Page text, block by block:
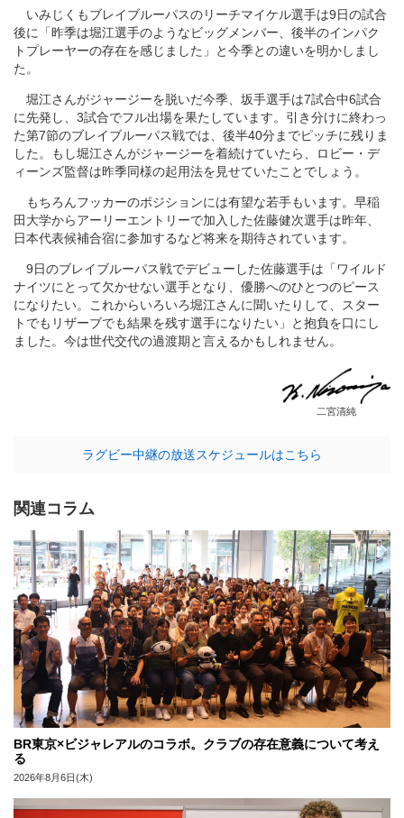
いみじくもブレイブルーパスのリーチマイケル選手は9日の試合
後に「昨季は堀江選手のようなビッグメンバー、後半のインパク
トプレーヤーの存在を感じました」と今季との違いを明かしまし
た。
堀江さんがジャージーを脱いだ今季、坂手選手は7試合中6試合
に先発し、3試合でフル出場を果たしています。引き分けに終わっ
た第7節のブレイブルーパス戦では、後半40分までピッチに残りま
した。もし堀江さんがジャージーを着続けていたら、ロビー・デ
ィーンズ監督は昨季同様の起用法を見せていたことでしょう。
もちろんフッカーのポジションには有望な若手もいます。早稲
田大学からアーリーエントリーで加入した佐藤健次選手は昨年、
日本代表候補合宿に参加するなど将来を期待されています。
9日のブレイブルーパス戦でデビューした佐藤選手は「ワイルド
ナイツにとって欠かせない選手となり、優勝へのひとつのピース
になりたい。これからいろいろ堀江さんに聞いたりして、スター
トでもリザーブでも結果を残す選手になりたい」と抱負を口にし
ました。今は世代交代の過渡期と言えるかもしれません。
二宮清純
ラグビー中継の放送スケジュールはこちら
関連コラム
BR東京×ビジャレアルのコラボ。クラブの存在意義について考え
る
2026年8月6日(木)